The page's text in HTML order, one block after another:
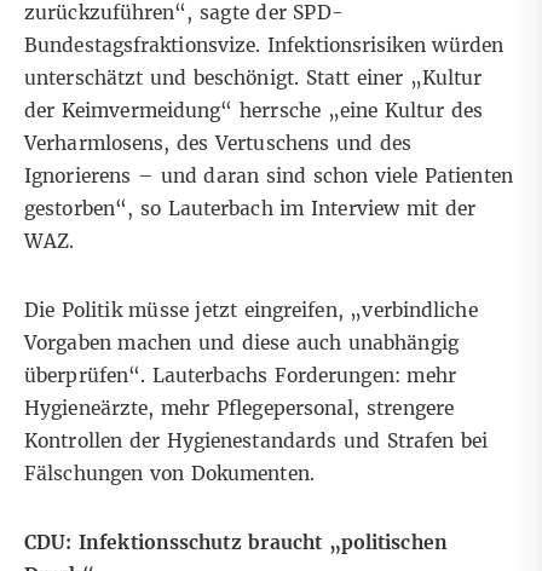
zurückzuführen“, sagte der SPD-
Bundestagsfraktionsvize. Infektionsrisiken würden
unterschätzt und beschönigt. Statt einer „Kultur
der Keimvermeidung“ herrsche „eine Kultur des
Verharmlosens, des Vertuschens und des
Ignorierens – und daran sind schon viele Patienten
gestorben“, so Lauterbach im Interview mit der
WAZ.
Die Politik müsse jetzt eingreifen, „verbindliche
Vorgaben machen und diese auch unabhängig
überprüfen“. Lauterbachs Forderungen: mehr
Hygieneärzte, mehr Pflegepersonal, strengere
Kontrollen der Hygienestandards und Strafen bei
Fälschungen von Dokumenten.
CDU: Infektionsschutz braucht „politischen